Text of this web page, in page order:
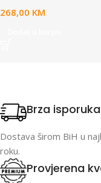
268,00 KM
Brza isporuka
Dostava širom BiH u
roku.
Provjerena